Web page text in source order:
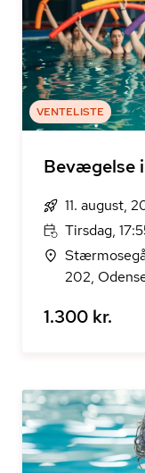
VENTELISTE
Bevægelse
11. august,
Tirsdag,
202,
1.300 kr.